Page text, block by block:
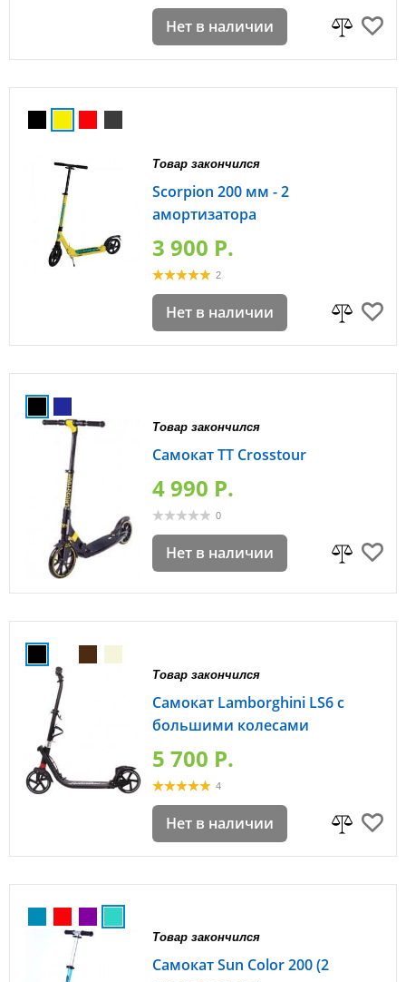
Нет в наличии
Товар закончился
Scorpion 200 мм - 2
амортизатора
3 900 P.
2
Нет в наличии
Товар закончился
Самокат TT Crosstour
4 990 P.
0
Нет в наличии
Товар закончился
Самокат Lamborghini LS6 с
большими колесами
5 700 P.
4
Нет в наличии
Товар закончился
Самокат Sun Color 200 (2